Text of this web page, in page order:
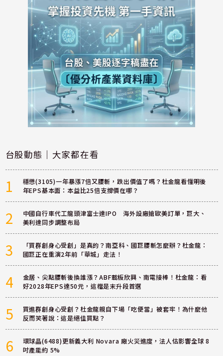
台股動態｜大家都在看
1
穩懋(3105)一年暴漲7倍又腰斬，跌出價值了嗎？杜金龍看懂明後
年EPS基本面：本益比25倍支撐價在哪？
2
中國自行車代工龍頭津富士達IPO 海外設廠搶歐美訂單，巨大、
美利達同步調整布局
3
「買群創身心受創」是真的？南亞科、國巨腰斬怎麼辦？杜金龍：
國巨正在重演2年前「華城」走法！
4
金居、尖點腰斬後換誰漲？ABF載板欣興、南電接棒！杜金龍：看
好2028年EPS達50元，這檔是末升段首選
5
買進群創身心受創？杜金龍親自下場「吃便當」被套牢！為什麼他
反而笑著說：這是絕佳買點？
6
環球晶(6488)更新義大利 Novara 廠火災進度，法人估影響全球 8
吋產能約 5%